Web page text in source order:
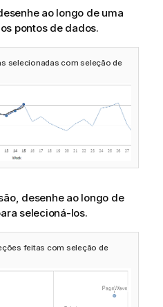
ao longo de uma
pontos de dados.
selecionadas com seleção de
desenhe ao longo de
selecioná-los.
feitas com seleção de